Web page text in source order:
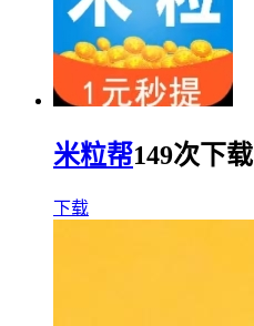
米粒帮149次下载
下载